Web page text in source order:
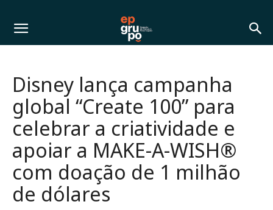
Disney lança campanha
global “Create 100” para
celebrar a criatividade e
apoiar a MAKE-A-WISH®
com doação de 1 milhão
de dólares